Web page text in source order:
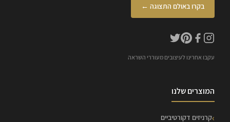
בקרו באולם התצוגה ←
עקבו אחרינו לעיצובים מעוררי השראה
המוצרים שלנו
קרניזים דקורטיביים